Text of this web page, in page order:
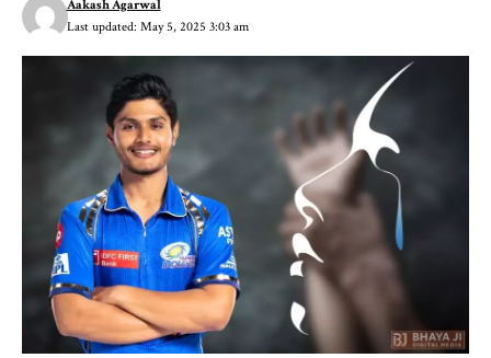
Last updated: May 5, 2025 3:03 am
Aakash Agarwal